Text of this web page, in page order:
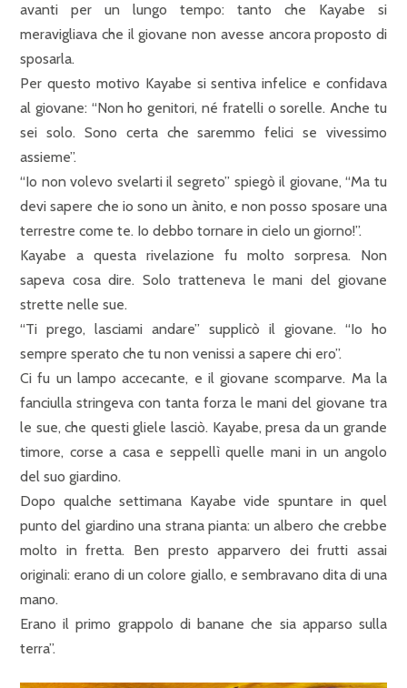
avanti per un lungo tempo: tanto che Kayabe si
meravigliava che il giovane non avesse ancora proposto di
sposarla.
Per questo motivo Kayabe si sentiva infelice e confidava
al giovane: “Non ho genitori, né fratelli o sorelle. Anche tu
sei solo. Sono certa che saremmo felici se vivessimo
assieme”.
“Io non volevo svelarti il segreto” spiegò il giovane, “Ma tu
devi sapere che io sono un ànito, e non posso sposare una
terrestre come te. Io debbo tornare in cielo un giorno!”.
Kayabe a questa rivelazione fu molto sorpresa. Non
sapeva cosa dire. Solo tratteneva le mani del giovane
strette nelle sue.
“Ti prego, lasciami andare” supplicò il giovane. “Io ho
sempre sperato che tu non venissi a sapere chi ero”.
Ci fu un lampo accecante, e il giovane scomparve. Ma la
fanciulla stringeva con tanta forza le mani del giovane tra
le sue, che questi gliele lasciò. Kayabe, presa da un grande
timore, corse a casa e seppellì quelle mani in un angolo
del suo giardino.
Dopo qualche settimana Kayabe vide spuntare in quel
punto del giardino una strana pianta: un albero che crebbe
molto in fretta. Ben presto apparvero dei frutti assai
originali: erano di un colore giallo, e sembravano dita di una
mano.
Erano il primo grappolo di banane che sia apparso sulla
terra”.